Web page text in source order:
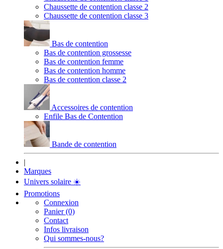
Chaussette de contention classe 2
Chaussette de contention classe 3
Bas de contention
Bas de contention grossesse
Bas de contention femme
Bas de contention homme
Bas de contention classe 2
Accessoires de contention
Enfile Bas de Contention
Bande de contention
|
Marques
Univers solaire ☀️
Promotions
Connexion
Panier (0)
Contact
Infos livraison
Qui sommes-nous?